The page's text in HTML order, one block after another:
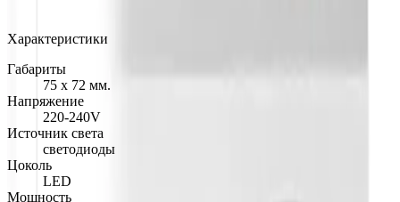
Характеристики
Габариты
75 х 72 мм.
Напряжение
220-240V
Источник света
светодиоды
Цоколь
LED
Мощность